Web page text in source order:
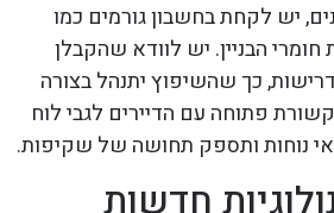
יש לקחת בחשבון גורמים כמו
חומרי הבניין. יש לוודא שהקבלן
כך שהשיפוץ יתנהל בצורה
פתוחה עם הדיירים לגבי לוח
אי נוחות ותספק תחושה של שקיפות.
חדשות